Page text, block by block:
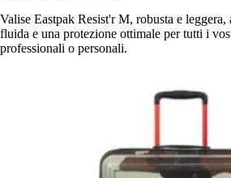
Valise Eastpak Resist'r M, robusta e leggera,
fluida e una protezione ottimale per tutti i
professionali o personali.